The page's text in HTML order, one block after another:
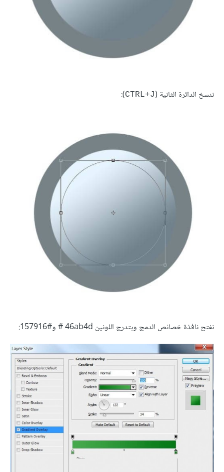
ننسخ الدائرة الثانية (CTRL+J
):
نفتح نافذة خصائص الدمج وبتدرج اللونين 46ab4d # و#157916: